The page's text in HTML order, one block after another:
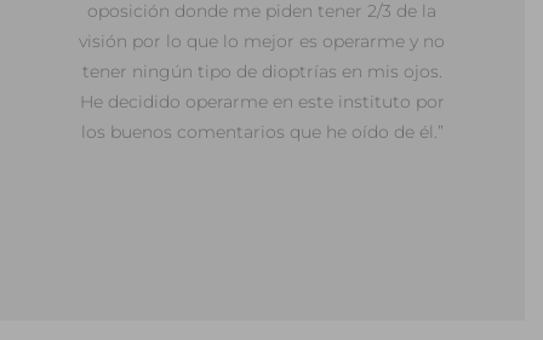
miopía y astigmatismo y he decidido
operarme en el IOR debido al buen equipo
médico que hay allí y a la recomendación
de mi hermana que es enfermera por la
calidad del doctor Galarreta.”